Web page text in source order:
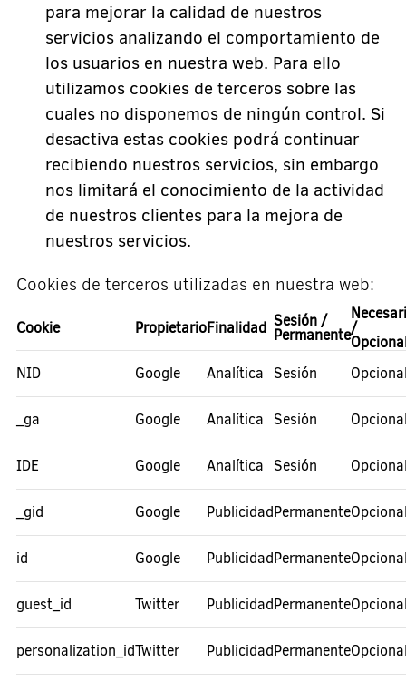
para mejorar la calidad de nuestros
servicios analizando el comportamiento de
los usuarios en nuestra web. Para ello
utilizamos cookies de terceros sobre las
cuales no disponemos de ningún control. Si
desactiva estas cookies podrá continuar
recibiendo nuestros servicios, sin embargo
nos limitará el conocimiento de la actividad
de nuestros clientes para la mejora de
nuestros servicios.
Cookies de terceros utilizadas en nuestra web:
Cookie PropietarioFinalidad Sesión /
Permanente/
NID
Google Analítica Sesión
_ga Google Analítica Sesión
IDE Google Analítica Sesión
_gid Google PublicidadPermanente
id Google PublicidadPermanente
guest_id Twitter PublicidadPermanente
personalization_idTwitter PublicidadPermanente